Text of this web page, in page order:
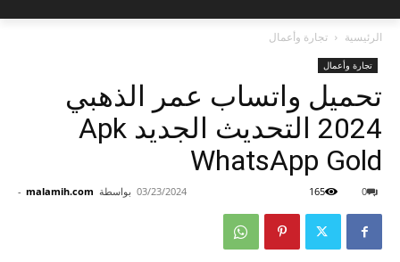
الرئيسية تجارة وأعمال
تجارة وأعمال
تحميل واتساب عمر الذهبي
2024 التحديث الجديد Apk
WhatsApp Gold
بواسطة malamih.com
- 03/23/2024 0
165